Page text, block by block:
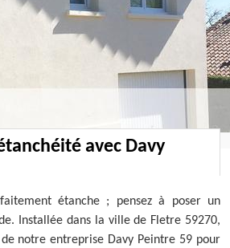
avec Davy
étanche ; pensez à poser un
Installée dans la ville de Fletre 59270,
notre entreprise Davy Peintre 59 pour